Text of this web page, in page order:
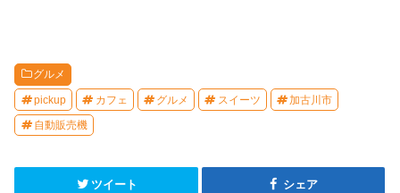
グルメ
pickup カフェ グルメ スイーツ 加古川市
自動販売機
ツイート シェア